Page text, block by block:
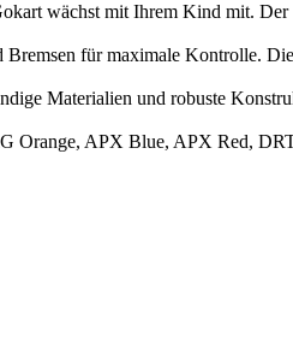
wächst mit Ihrem Kind mit.
für maximale Kontrolle.
Materialien und robuste
Orange, APX Blue, APX Red,